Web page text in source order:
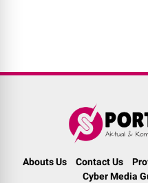
Abouts Us Contact Us
Cyber Media